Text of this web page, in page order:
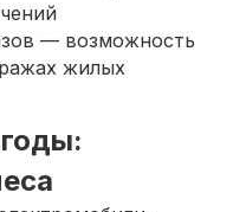
— возможность
жилых